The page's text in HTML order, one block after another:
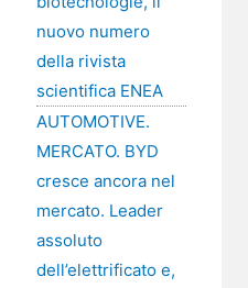
nuovo numero
della rivista
scientifica ENEA
AUTOMOTIVE.
MERCATO. BYD
cresce ancora nel
mercato. Leader
assoluto
dell’elettrificato e,